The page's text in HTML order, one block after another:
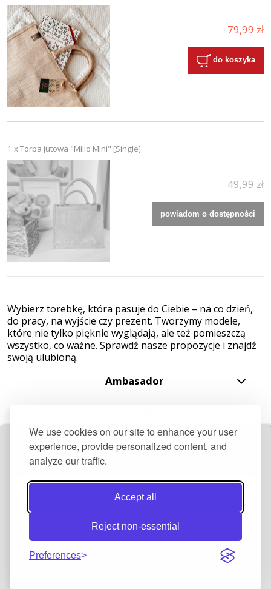
We use cookies on our site to enhance your user
experience, provide personalized content, and
analyze our traffic.
Accept all
Reject non-essential
Preferences
79,99 zł
do koszyka
1 x Torba jutowa "Milio Mini" [Single]
49,99 zł
powiadom o dostępności
Wybierz torebkę, która pasuje do Ciebie – na co dzień,
do pracy, na wyjście czy prezent. Tworzymy modele,
które nie tylko pięknie wyglądają, ale też pomieszczą
wszystko, co ważne. Sprawdź nasze propozycje i znajdź
swoją ulubioną.
Ambasador
Pomoc
Informacje
AKCJE
Otrzymaj darmowy przepis + 10 zł rabatu
Chcę zapisać się do newslettera